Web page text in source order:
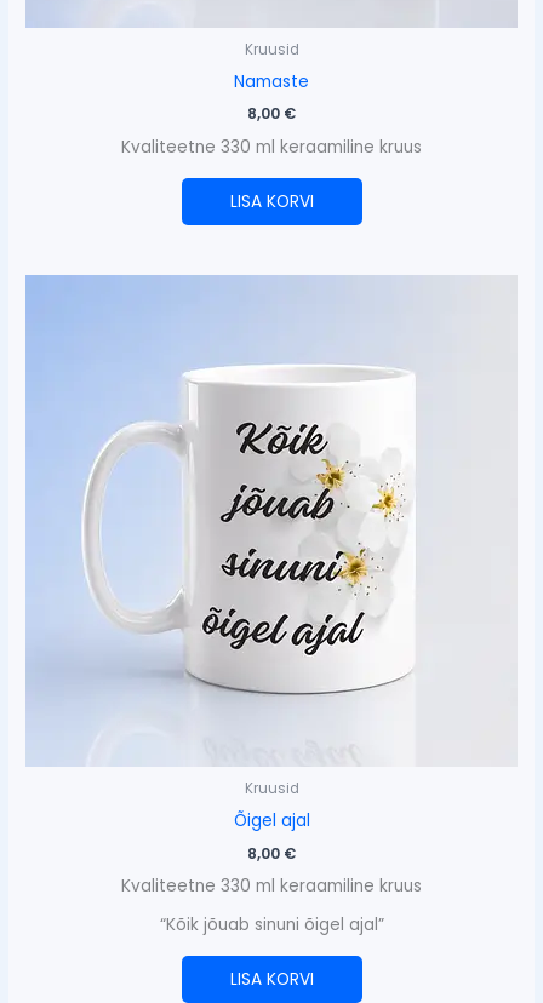
Kruusid
Namaste
8,00 €
Kvaliteetne 330 ml keraamiline kruus
LISA KORVI
Kruusid
Õigel ajal
8,00 €
Kvaliteetne 330 ml keraamiline kruus
“Kõik jõuab sinuni õigel ajal”
LISA KORVI